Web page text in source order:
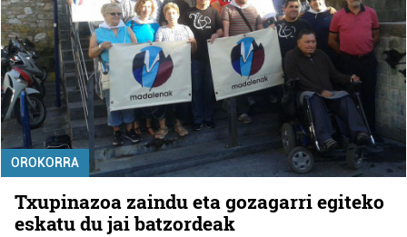
OROKORRA
Txupinazoa zaindu eta gozagarri egiteko
eskatu du jai batzordeak